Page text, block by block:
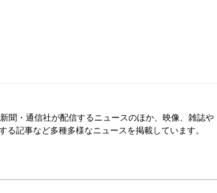
聞・通信社が配信するニュースのほか、映像、雑誌や
る記事など多種多様なニュースを掲載しています。